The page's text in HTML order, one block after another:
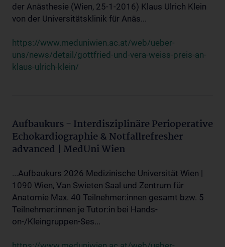
der Anästhesie (Wien, 25-1-2016) Klaus Ulrich Klein
von der Universitätsklinik für Anäs...
https://www.meduniwien.ac.at/web/ueber-
uns/news/detail/gottfried-und-vera-weiss-preis-an-
klaus-ulrich-klein/
Aufbaukurs - Interdisziplinäre Perioperative
Echokardiographie & Notfallrefresher
advanced | MedUni Wien
...Aufbaukurs 2026 Medizinische Universität Wien |
1090 Wien, Van Swieten Saal und Zentrum für
Anatomie Max. 40 Teilnehmer:innen gesamt bzw. 5
Teilnehmer:innen je Tutor:in bei Hands-
on-/Kleingruppen-Ses...